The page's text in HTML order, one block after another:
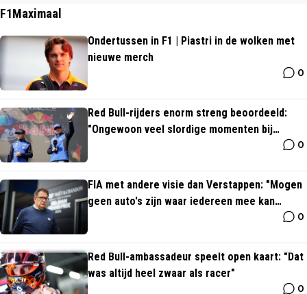
ezig is, of dat er in ieder geval al contact is geweest. Een middenv
F1Maximaal
Ondertussen in F1 | Piastri in de wolken met
nieuwe merch
0
Red Bull-rijders enorm streng beoordeeld:
"Ongewoon veel slordige momenten bij
0
FIA met andere visie dan Verstappen: "Mogen
geen auto's zijn waar iedereen mee kan
0
Red Bull-ambassadeur speelt open kaart: "Dat
was altijd heel zwaar als racer"
0